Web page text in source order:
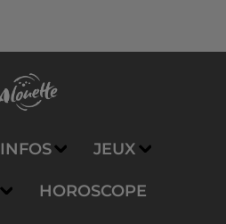
INFOS JEUX
HOROSCOPE